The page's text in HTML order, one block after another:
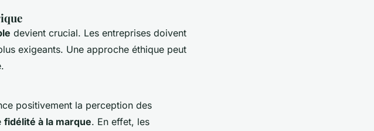
devient crucial. Les entreprises doivent
exigeants. Une approche éthique peut
positivement la perception des
fidélité à la marque. En effet, les